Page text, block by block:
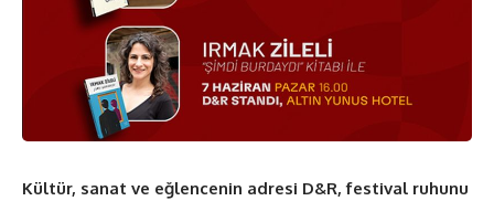
Kültür, sanat ve eğlencenin adresi D&R, festival ruhunu